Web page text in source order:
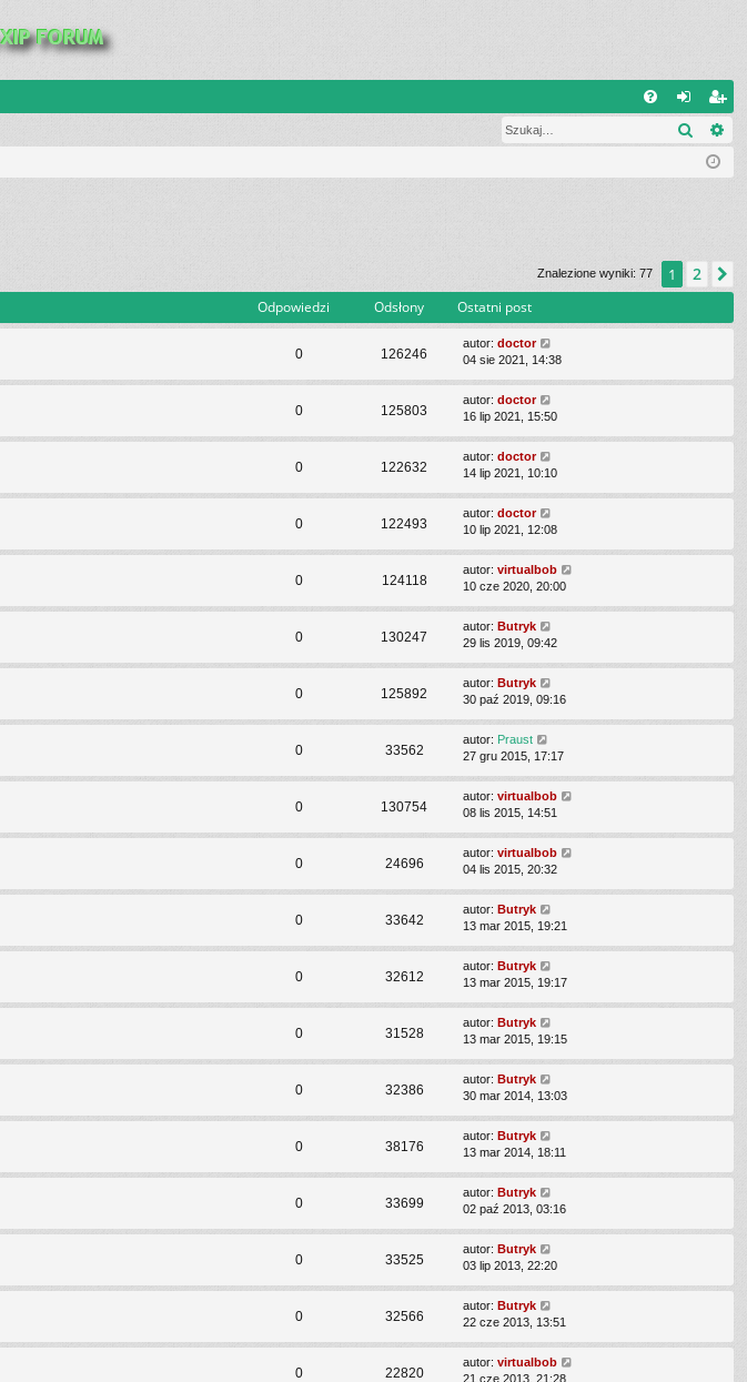
al
ę
ar
ej
j
si
ę
Szukaj
Znalezione wyniki: 77 1 2
Odpowiedzi Odsłony Ostatni post
0 126246
autor: doctor
04 sie 2021, 14:38
0 125803
autor: doctor
16 lip 2021, 15:50
0 122632
autor: doctor
14 lip 2021, 10:10
0 122493
autor: doctor
10 lip 2021, 12:08
0 124118
autor: virtualbob
10 cze 2020, 20:00
0 130247
autor: Butryk
29 lis 2019, 09:42
0 125892
autor: Butryk
30 paź 2019, 09:16
0 33562
autor: Praust
27 gru 2015, 17:17
0 130754
autor: virtualbob
08 lis 2015, 14:51
0 24696
autor: virtualbob
04 lis 2015, 20:32
0 33642
autor: Butryk
13 mar 2015, 19:21
0 32612
autor: Butryk
13 mar 2015, 19:17
0 31528
autor: Butryk
13 mar 2015, 19:15
0 32386
autor: Butryk
30 mar 2014, 13:03
0 38176
autor: Butryk
13 mar 2014, 18:11
0 33699
autor: Butryk
02 paź 2013, 03:16
0 33525
autor: Butryk
03 lip 2013, 22:20
0 32566
autor: Butryk
22 cze 2013, 13:51
0 22820
autor: virtualbob
21 cze 2013, 21:28